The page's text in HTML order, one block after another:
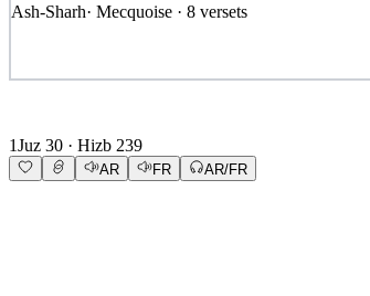
Ash-Sharh· Mecquoise · 8 versets
1Juz 30 · Hizb 239
AR FR AR/FR